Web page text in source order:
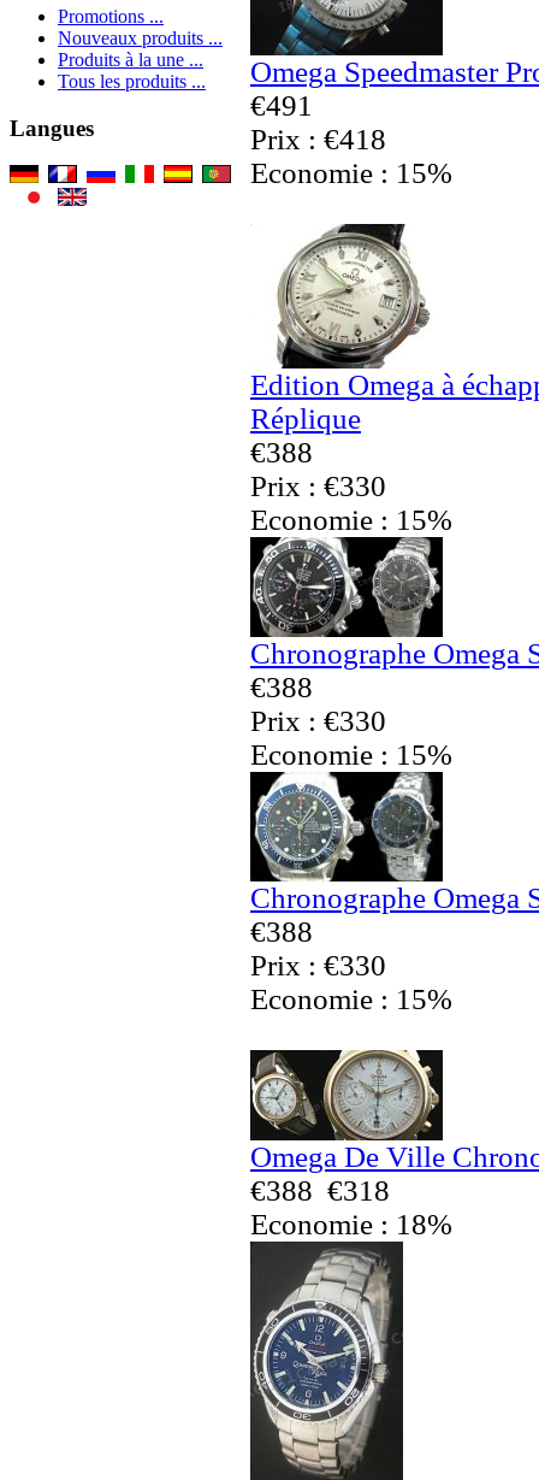
Promotions ...
Nouveaux produits ...
Produits à la une ...
Tous les produits ...
Langues
Omega Speedmaster
€491
Prix : €418
Economie : 15%
Edition Omega à
Réplique
€388
Prix : €330
Economie : 15%
Chronographe Omega
€388
Prix : €330
Economie : 15%
Chronographe Omega
€388
Prix : €330
Economie : 15%
Omega De Ville
€388 €318
Economie : 18%